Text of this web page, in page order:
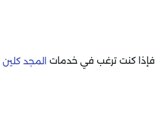
فإذا كنت ترغب في خدمات المجد كلين